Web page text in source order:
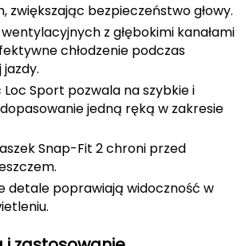
zwiększając bezpieczeństwo głowy.
z głębokimi kanałami
chłodzenie podczas
Loc Sport pozwala na szybkie i
jedną ręką w zakresie
Snap-Fit 2 chroni przed
detale poprawiają widoczność w